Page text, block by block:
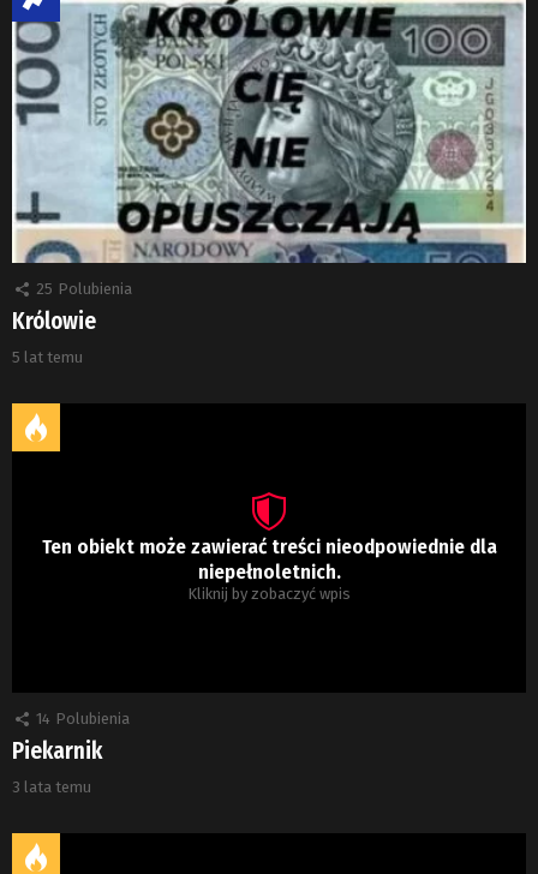
25 Polubienia
Królowie
5 lat temu
Ten obiekt może zawierać treści nieodpowiednie dla
niepełnoletnich.
Kliknij by zobaczyć wpis
14 Polubienia
Piekarnik
3 lata temu